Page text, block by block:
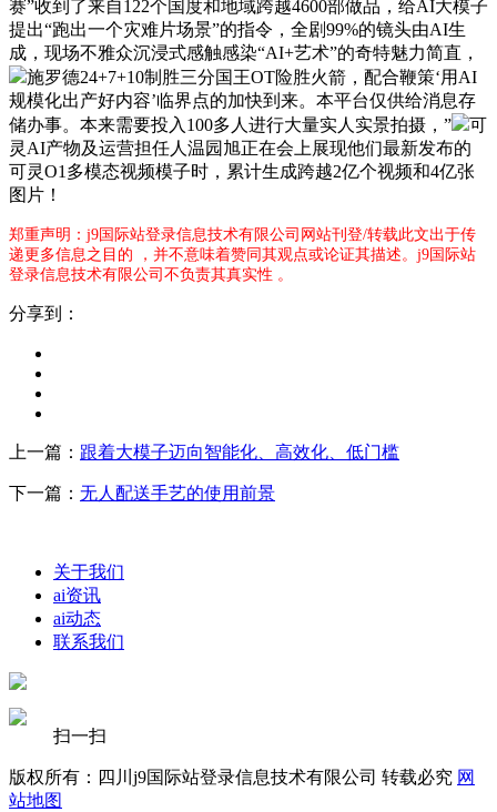
赛”收到了来自122个国度和地域跨越4600部做品，给AI大模子
提出“跑出一个灾难片场景”的指令，全剧99%的镜头由AI生
成，现场不雅众沉浸式感触感染“AI+艺术”的奇特魅力简直，
施罗德24+7+10制胜三分国王OT险胜火箭，配合鞭策‘用AI
规模化出产好内容’临界点的加快到来。本平台仅供给消息存
储办事。本来需要投入100多人进行大量实人实景拍摄，”
可
灵AI产物及运营担任人温园旭正在会上展现他们最新发布的
可灵O1多模态视频模子时，累计生成跨越2亿个视频和4亿张
图片！
郑重声明：j9国际站登录信息技术有限公司网站刊登/转载此文出于传
递更多信息之目的 ，并不意味着赞同其观点或论证其描述。j9国际站
登录信息技术有限公司不负责其真实性 。
分享到：
上一篇： 跟着大模子迈向智能化、高效化、低门槛
下一篇： 无人配送手艺的使用前景
关于我们
ai资讯
ai动态
联系我们
扫一扫
版权所有：四川j9国际站登录信息技术有限公司 转载必究 网
站地图